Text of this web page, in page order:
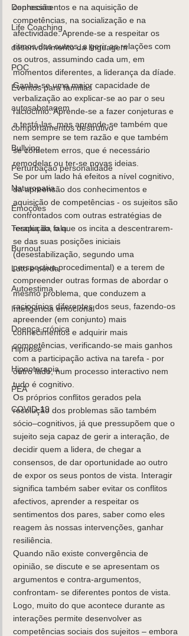
Depressão
Life Coaching
desenvolvimento da linguagem
POC
Eventos para famílias
autosabotagem
comportamentos destrutivo
Bullying
Perturbação personalidade
Naturopatia
Emoções
Terapia da fala
Burnout
Luto e perda
Autoestima
Inteligência emocional
Doença crónica
Hipnose
Hipnoterapia
PEA
COVID-19
conhecimentos e na aquisição de
competências, na socialização e na
afectividade. Aprende-se a respeitar os
ritmos dos outros, a gerir as relações com
os outros, assumindo cada um, em
momentos diferentes, a liderança da díade.
Ganha-se uma maior capacidade de
verbalização ao explicar-se ao par o seu
raciocínio. Aprende-se a fazer conjeturas e
a testá-las, mas aprende-se também que
nem sempre se tem razão e que também
se cometem erros, que é necessário
remodelar ou ter-se novas ideias.
Se por um lado há efeitos a nível cognitivo,
da apreensão dos conhecimentos e
aquisição de competências - os sujeitos são
confrontados com outras estratégias de
resolução, o que os incita a descentrarem-
se das suas posições iniciais
(desestabilização, segundo uma
perspectiva procedimental) e a terem de
compreender outras formas de abordar o
mesmo problema, que conduzem a
raciocínios diferentes dos seus, fazendo-os
apreender (em conjunto) mais
conhecimentos e adquirir mais
competências, verificando-se mais ganhos
com a participação activa na tarefa - por
outro lado, num processo interactivo nem
tudo é cognitivo.
Os próprios conflitos gerados pela
resolução dos problemas são também
sócio–cognitivos, já que pressupõem que o
sujeito seja capaz de gerir a interação, de
decidir quem a lidera, de chegar a
consensos, de dar oportunidade ao outro
de expor os seus pontos de vista. Interagir
significa também saber evitar os conflitos
afectivos, aprender a respeitar os
sentimentos dos pares, saber como eles
reagem às nossas intervenções, ganhar
resiliência.
Quando não existe convergência de
opinião, se discute e se apresentam os
argumentos e contra-argumentos,
confrontam- se diferentes pontos de vista.
Logo, muito do que acontece durante as
interações permite desenvolver as
competências sociais dos sujeitos – embora